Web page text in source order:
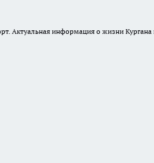
Актуальная информация о жизни Кургана